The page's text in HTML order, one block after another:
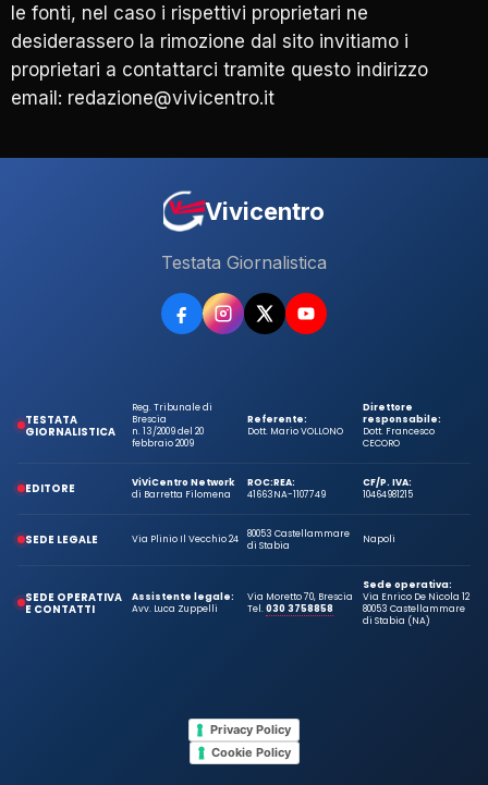
le fonti, nel caso i rispettivi proprietari ne
desiderassero la rimozione dal sito invitiamo i
proprietari a contattarci tramite questo indirizzo
email: redazione@vivicentro.it
Vivicentro
Testata Giornalistica
TESTATA
GIORNALISTICA
Reg. Tribunale di
Brescia
n. 13/2009 del 20
febbraio 2009
Referente:
Dott. Mario VOLLONO
Direttore
responsabile:
Dott. Francesco
CECORO
EDITORE
ViViCentro Network
di Barretta Filomena
ROC:
41663
REA:
NA-1107749
CF/P. IVA:
10464981215
SEDE LEGALE Via Plinio Il Vecchio 24
80053 Castellammare
di Stabia
Napoli
SEDE OPERATIVA
E CONTATTI
Assistente legale:
Avv. Luca Zuppelli
Via Moretto 70, Brescia
Tel.030 3758858
Sede operativa:
Via Enrico De Nicola 12
80053 Castellammare
di Stabia (NA)
Privacy Policy
Cookie Policy